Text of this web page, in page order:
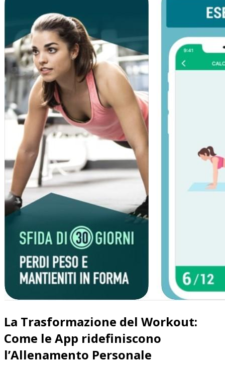
La Trasformazione ⁢del‍ Workout:
Come ⁣le App ridefiniscono⁢
l’Allenamento ‍Personale